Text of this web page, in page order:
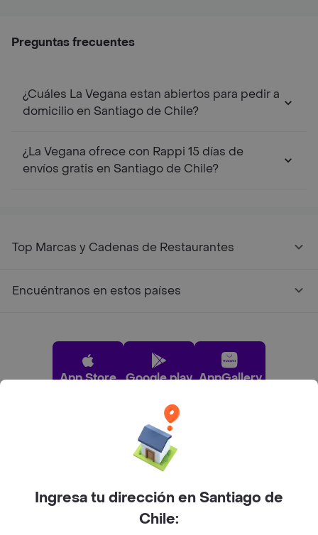
Preguntas frecuentes
¿Cuáles La Vegana estan abiertos para pedir a
domicilio en Santiago de Chile?
¿La Vegana ofrece con Rappi 15 días de
envíos gratis en Santiago de Chile?
Top Marcas y Cadenas de Restaurantes
Encuéntranos en estos países
App Store Google play AppGallery
Pide tu comida favorita cerca de ti
Categorías
Ingresa tu dirección en Santiago de
Chile: